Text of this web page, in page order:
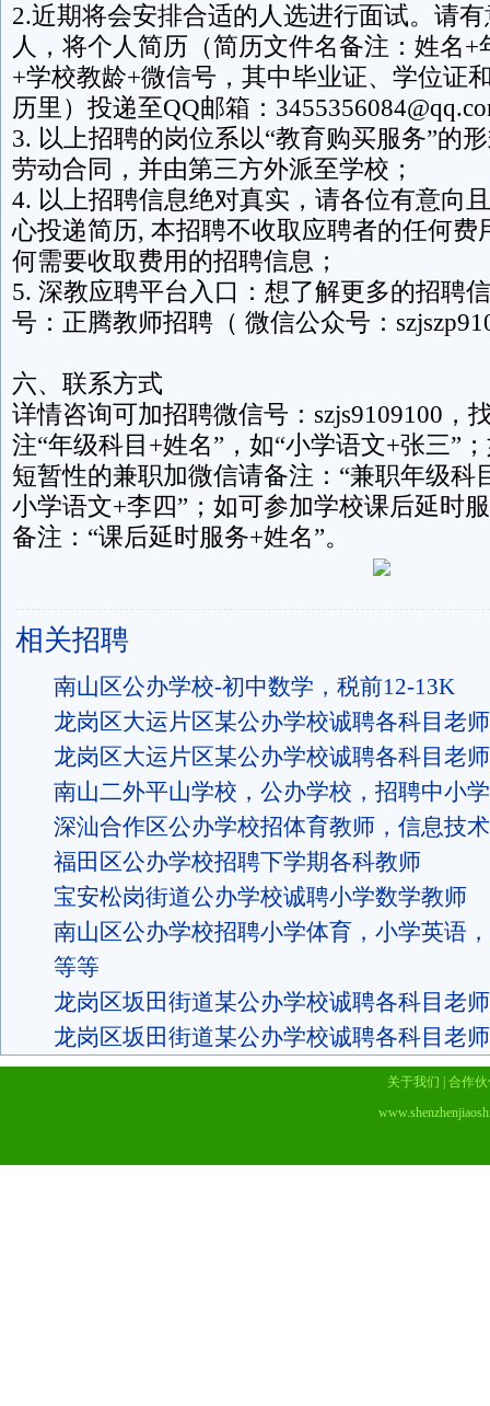
2.近期将会安排合适的人选进行面试。请
人，将个人简历（简历文件名备注：姓名
+学校教龄+微信号，其中毕业证、学位证
历里）投递至QQ邮箱：
3. 以上招聘的岗位系以“教育购买服务”的
劳动合同，并由第三方外派至学校；
4. 以上招聘信息绝对真实，请各位有意向
心投递简历, 本招聘不收取应聘者的任何费
何需要收取费用的招聘信息；
5. 深教应聘平台入口：想了解更多的招聘
号：正腾教师招聘（ 微信公众号：
六、联系方式
详情咨询可加招聘微信号：szjs9109100，
注“年级科目+姓名”，如“小学语文+张三”
短暂性的兼职加微信请备注：“兼职年级科
小学语文+李四”；如可参加学校课后延时
备注：“课后延时服务+姓名”。
相关招聘
南山区公办学校-初中数学，税前12-13K
龙岗区大运片区某公办学校诚聘各科目老师
龙岗区大运片区某公办学校诚聘各科目老师
南山二外平山学校，公办学校，招聘中小
深汕合作区公办学校招体育教师，信息技
福田区公办学校招聘下学期各科教师
宝安松岗街道公办学校诚聘小学数学教师
南山区公办学校招聘小学体育，小学英语
等等
龙岗区坂田街道某公办学校诚聘各科目老师
龙岗区坂田街道某公办学校诚聘各科目老师
关于我们
合作